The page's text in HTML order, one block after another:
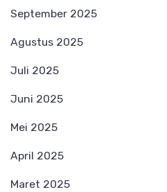
September 2025
Agustus 2025
Juli 2025
Juni 2025
Mei 2025
April 2025
Maret 2025